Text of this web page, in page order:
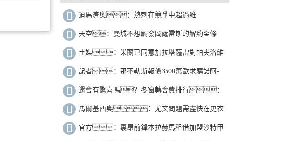
迪馬濟奧：熱刺在競爭中超過維
拉，接近3000萬歐簽下托莫裏
天空：曼城不想觸發岡薩雷斯的解約金條
款，希望談判更低價格
土媒：米蘭已同意加拉塔薩雷對帕夫洛維
奇報價，球員本人不想加盟
記者：那不勒斯報價3500萬歐求購諾阿-
朗，遭到埃因霍溫拒絕
還會有驚喜嗎？冬窗轉會費排行：
杜蘭7700萬歐領跑 前十曼城占3人
馬爾基西奧：尤文問題需盡快在更衣
室內解決，否則本賽季會很痛苦
官方：裏昂前鋒本拉赫馬租借加盟沙特甲